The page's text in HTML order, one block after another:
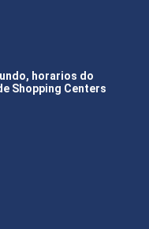
horarios do
Shopping Centers